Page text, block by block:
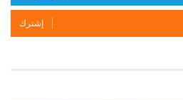
إشترك